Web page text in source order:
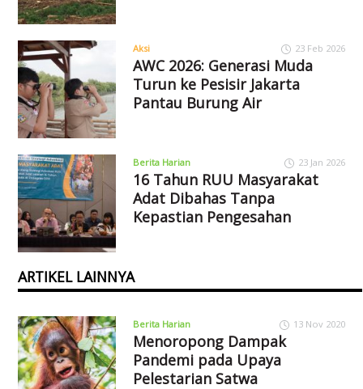
Aksi 23 Feb 2026
AWC 2026: Generasi Muda
Turun ke Pesisir Jakarta
Pantau Burung Air
Berita Harian 23 Jan 2026
16 Tahun RUU Masyarakat
Adat Dibahas Tanpa
Kepastian Pengesahan
ARTIKEL LAINNYA
Berita Harian 13 Nov 2020
Menoropong Dampak
Pandemi pada Upaya
Pelestarian Satwa